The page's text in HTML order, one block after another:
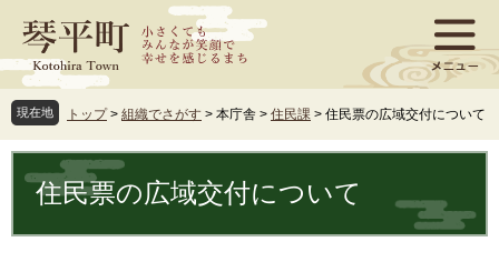
ジ
先
頭
で
ュ
を
飛
ば
現在地 トップ > 組織でさがす > 本庁舎 > 住民課 > 住民票の広域交付について
文 住民票の広域交付について